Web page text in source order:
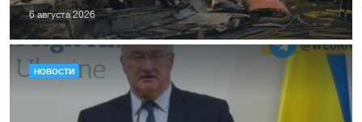
6 августа 2026
НОВОСТИ